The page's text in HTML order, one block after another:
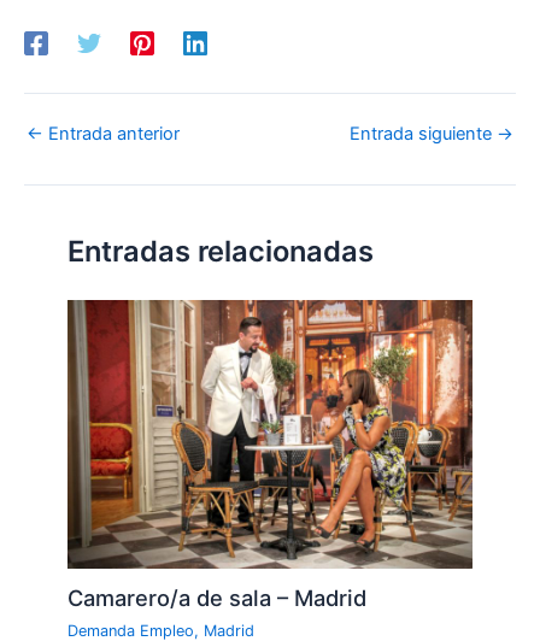
← Entrada anterior Entrada siguiente →
Entradas relacionadas
Camarero/a de sala – Madrid
Demanda Empleo, Madrid